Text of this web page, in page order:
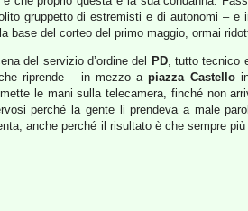
gruppetto di estremisti e di autonomi –
base del corteo del primo maggio, ormai
del servizio d’ordine del PD, tutto tecnico
riprende – in mezzo apiazza Castelloin
le mani sulla telecamera, finché non
perché la gente li prendeva a male
anche perché il risultato è che sempre